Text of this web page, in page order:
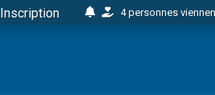
Inscription
2 personnes
4 personnes viennent
Il reste 49 places